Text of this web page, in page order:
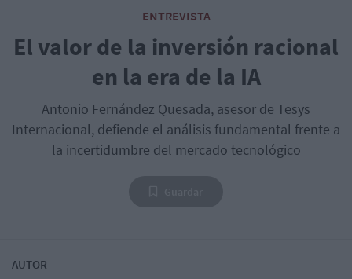
ENTREVISTA
El valor de la inversión racional
en la era de la IA
Antonio Fernández Quesada, asesor de Tesys
Internacional, defiende el análisis fundamental frente a
la incertidumbre del mercado tecnológico
AUTOR